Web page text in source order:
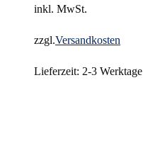
inkl. MwSt.
zzgl.Versandkosten
Lieferzeit: 2-3 Werktage